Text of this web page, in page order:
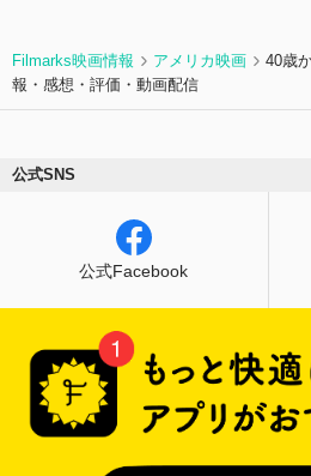
Filmarks映画情報 アメリカ映画
40歳
報・感想・評価・動画配信
公式SNS
公式Facebook